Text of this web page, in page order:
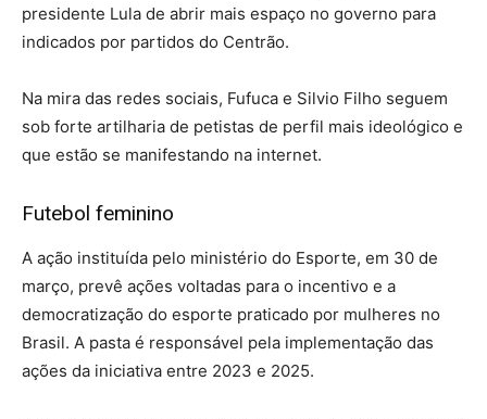
presidente Lula de abrir mais espaço no governo para
indicados por partidos do Centrão.
Na mira das redes sociais, Fufuca e Silvio Filho seguem
sob forte artilharia de petistas de perfil mais ideológico e
que estão se manifestando na internet.
Futebol feminino
A ação instituída pelo ministério do Esporte, em 30 de
março, prevê ações voltadas para o incentivo e a
democratização do esporte praticado por mulheres no
Brasil. A pasta é responsável pela implementação das
ações da iniciativa entre 2023 e 2025.